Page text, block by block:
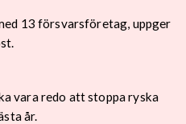
13 försvarsföretag, uppger
vara redo att stoppa ryska
år.